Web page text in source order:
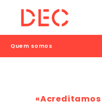
Quem somos